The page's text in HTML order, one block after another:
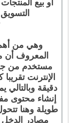
أو بيع
وهي من
مستخدم من
دقيقة
إنشاء محتوى
طويلة وهنا
مصادر